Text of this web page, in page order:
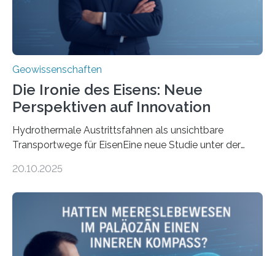
Geowissenschaften
Die Ironie des Eisens: Neue
Perspektiven auf Innovation
Hydrothermale Austrittsfahnen als unsichtbare
Transportwege für EisenEine neue Studie unter der
Umweltwissenschaften der Universität Bremen –
Meeresboden die Eisenverfügbarkeit und den globalen
Stoffkreislauf im Ozean prägen. Die Überblicksstudie
mit dem Titel „Iron’s Irony“ ist in Communications Earth
& Environment erschienen. Die Studie fasst bestehende
20.10.2025